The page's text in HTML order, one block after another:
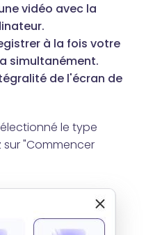
vidéo avec la
à la fois votre
simultanément.
de l'écran de
le type
"Commencer